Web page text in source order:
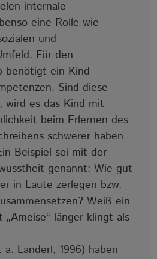
internale
eine Rolle wie
und
Für den
benötigt ein Kind
Sind diese
wird es das Kind mit
beim Erlernen des
schwerer haben
Beispiel sei mit der
genannt: Wie gut
in Laute zerlegen bzw.
Weiß ein
„Ameise“ länger klingt als
Landerl, 1996) haben